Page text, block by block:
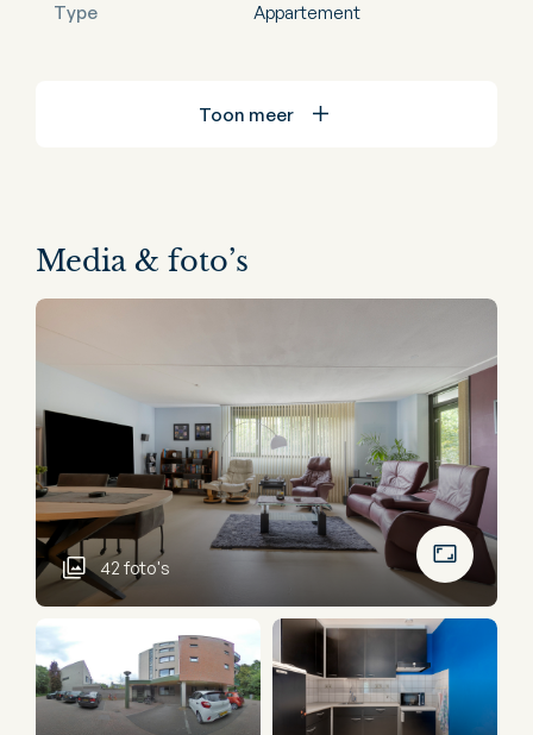
Type Appartement
Toon meer
Media & foto’s
42 foto's